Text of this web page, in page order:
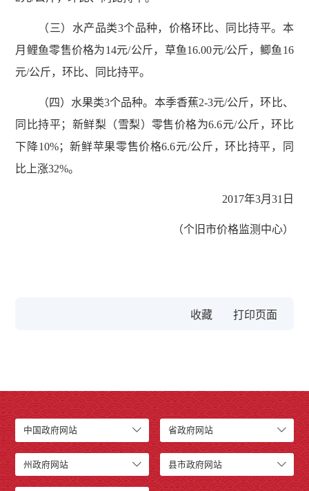
（三）水产品类3个品种，价格环比、同比持平。本
月鲤鱼零售价格为14元/公斤，草鱼16.00元/公斤，鲫鱼16
元/公斤，环比、同比持平。
（四）水果类3个品种。本季香蕉2-3元/公斤，环比、
同比持平；新鲜梨（雪梨）零售价格为6.6元/公斤，环比
下降10%；新鲜苹果零售价格6.6元/公斤，环比持平，同
比上涨32%。
2017年3月31日
（个旧市价格监测中心）
收藏
中国政府网站 省政府网站
州政府网站 县市政府网站